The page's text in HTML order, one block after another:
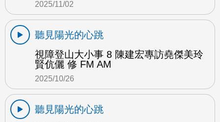
2025/11/02
聽見陽光的心跳
視障登山大小事 8 陳建宏專訪堯傑美玲
賢伉儷 修 FM AM
2025/10/26
聽見陽光的心跳